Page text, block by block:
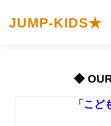
JUMP-KIDS★
イベント＆トピックス
◆
「 こど